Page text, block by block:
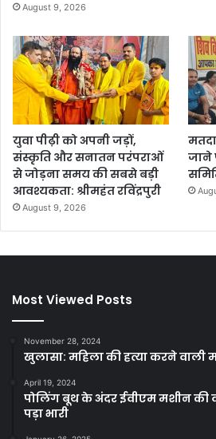
August 9, 2026
युवा पीढ़ी को अपनी जड़ों,
संस्कृति और सनातन परंपराओं
से जोड़ना समय की सबसे बड़ी
आवश्यकता: श्रीमहंत रविंद्रपुरी
August 9, 2026
जाने
Most Viewed Posts
November 28, 2024
खुलासा: महिला की हत्या करने वाली
April 19, 2024
पोलिंग बूथ के अंदर ईवीएम मशीन की
पड़ा भारी